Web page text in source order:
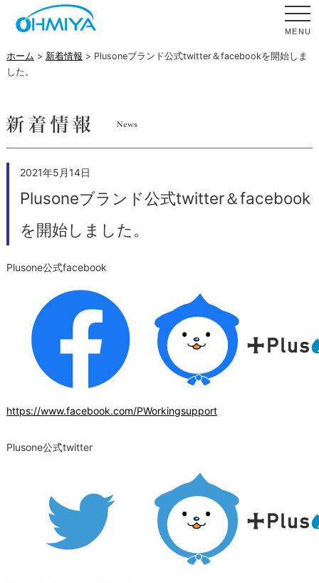
MENU
ホーム > 新着情報 > Plusoneブランド公式twitter＆facebookを開始しま
した。
2021年5月14日
Plusoneブランド公式twitter＆facebook
を開始しました。
Plusone公式facebook
https://www.facebook.com/PWorkingsupport
Plusone公式twitter